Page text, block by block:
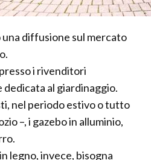
una diffusione sul mercato
i rivenditori
dedicata al giardinaggio.
nel periodo estivo o tutto
–, i gazebo in alluminio,
legno, invece, bisogna